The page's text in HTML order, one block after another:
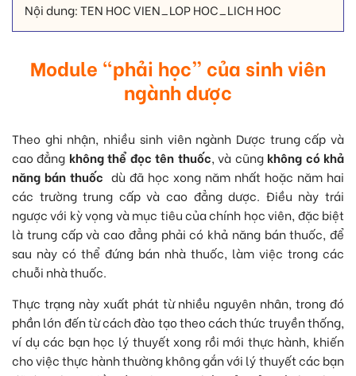
Module “phải học” của sinh viên
ngành dược
Theo ghi nhận, nhiều sinh viên ngành Dược trung cấp và
cao đẳng không thể đọc tên thuốc, và cũng không có khả
năng bán thuốc dù đã học xong năm nhất hoặc năm hai
các trường trung cấp và cao đẳng dược. Điều này trái
ngược với kỳ vọng và mục tiêu của chính học viên, đặc biệt
là trung cấp và cao đẳng phải có khả năng bán thuốc, để
sau này có thể đứng bán nhà thuốc, làm việc trong các
chuỗi nhà thuốc.
Thực trạng này xuất phát từ nhiều nguyên nhân, trong đó
phần lớn đến từ cách đào tạo theo cách thức truyền thống,
ví dụ các bạn học lý thuyết xong rồi mới thực hành, khiến
cho việc thực hành thường không gắn với lý thuyết các bạn
Nội dung: TEN HOC VIEN_LOP HOC_LICH HOC